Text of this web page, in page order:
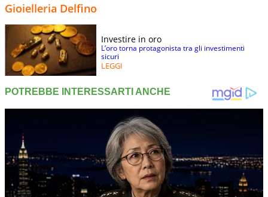
Gioielleria Delfino
Investire in oro
L’oro torna protagonista tra gli investimenti
sicuri
LEGGI